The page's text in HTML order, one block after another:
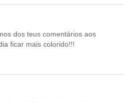
dos teus comentários aos
ficar mais colorido!!!